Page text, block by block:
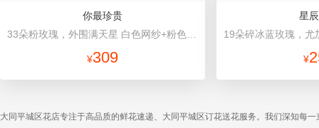
你最珍贵
¥309
星
¥
大同平城区花店专注于高品质的鲜花速递、大同平城区订花送花服务。我们深知每